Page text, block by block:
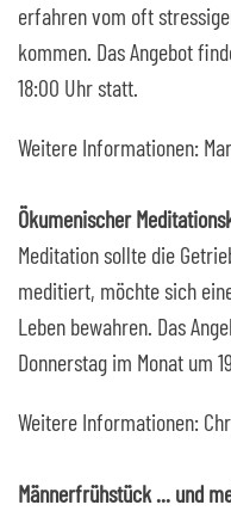
erfahren vom oft
kommen. Das Angebot
18:00 Uhr statt.
Weitere Informationen:
Ökumenischer
Meditation sollte die
meditiert, möchte sich
Leben bewahren. Das
Donnerstag im Monat um
Weitere Informationen:
Männerfrühstück ... und